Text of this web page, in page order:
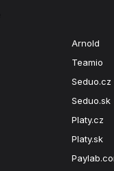
Arnold
Teamio
Seduo.cz
Seduo.sk
Platy.cz
Platy.sk